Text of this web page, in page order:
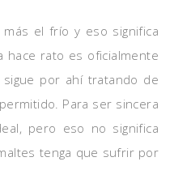
el frío y eso significa
hace rato es oficialmente
por ahí tratando de
Para ser sincera
pero eso no significa
tenga que sufrir por